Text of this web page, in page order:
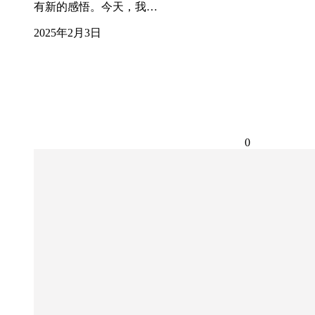
有新的感悟。今天，我…
2025年2月3日
0